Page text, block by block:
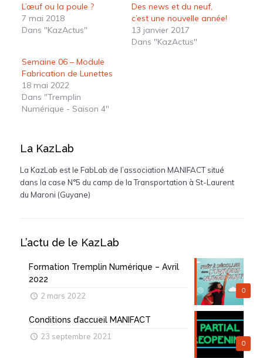
L’œuf ou la poule ?
7 mai 2018
Dans "KazActus"
Des news et du neuf,
c’est une nouvelle année!
13 janvier 2017
Dans "KazActus"
Semaine 06 – Module
Fabrication de Lunettes
18 mai 2022
Dans "Tremplin
Numérique - Saison 4"
La KazLab
La KazLab est le FabLab de l’association MANIFACT situé
dans la case N°5 du camp de la Transportation à St-Laurent
du Maroni (Guyane)
L’actu de le KazLab
0
Formation Tremplin Numérique – Avril
2022
2 mars 2022
0
Conditions d’accueil MANIFACT
23 septembre 2021